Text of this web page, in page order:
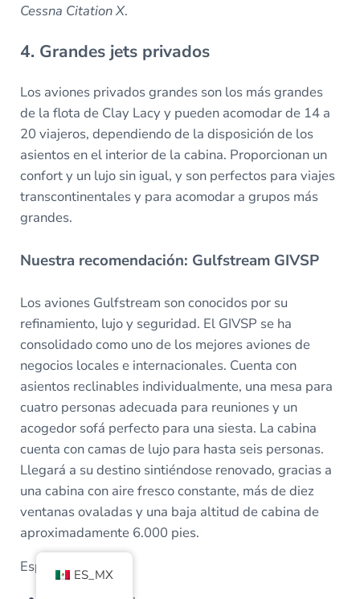
Cessna Citation X.
4. Grandes jets privados
Los aviones privados grandes son los más grandes
de la flota de Clay Lacy y pueden acomodar de 14 a
20 viajeros, dependiendo de la disposición de los
asientos en el interior de la cabina. Proporcionan un
confort y un lujo sin igual, y son perfectos para viajes
transcontinentales y para acomodar a grupos más
grandes.
Nuestra recomendación: Gulfstream GIVSP
Los aviones Gulfstream son conocidos por su
refinamiento, lujo y seguridad. El GIVSP se ha
consolidado como uno de los mejores aviones de
negocios locales e internacionales. Cuenta con
asientos reclinables individualmente, una mesa para
cuatro personas adecuada para reuniones y un
acogedor sofá perfecto para una siesta. La cabina
cuenta con camas de lujo para hasta seis personas.
Llegará a su destino sintiéndose renovado, gracias a
una cabina con aire fresco constante, más de diez
ventanas ovaladas y una baja altitud de cabina de
aproximadamente 6.000 pies.
Especificaciones:
ES_MX